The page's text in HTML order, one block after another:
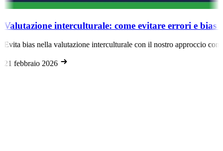
Valutazione interculturale: come evitare errori e bias
Evita bias nella valutazione interculturale con il nostro approccio
21 febbraio 2026